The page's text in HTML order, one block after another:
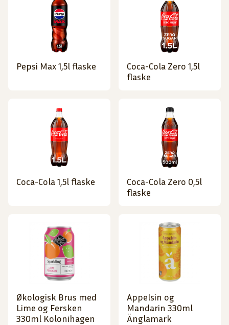
Pepsi Max 1,5l flaske
Coca-Cola Zero 1,5l
flaske
Coca-Cola 1,5l flaske
Coca-Cola Zero 0,5l
flaske
Økologisk Brus med
Lime og Fersken
330ml Kolonihagen
Appelsin og
Mandarin 330ml
Änglamark